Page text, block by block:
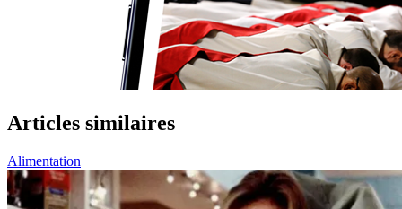
Articles similaires
Alimentation